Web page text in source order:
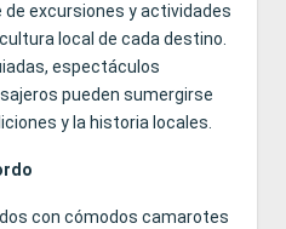
excursiones y actividades
local de cada destino.
espectáculos
pueden sumergirse
y la historia locales.
con cómodos camarotes